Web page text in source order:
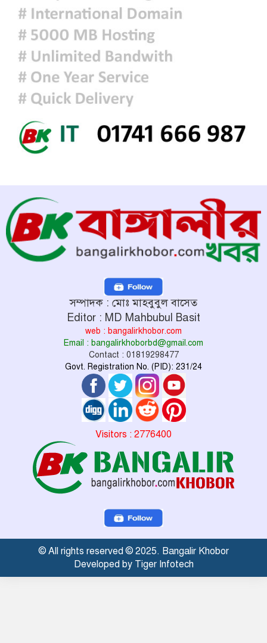
নতুন ঘরের চাবি তুলে দিলেন প্রধানমন্ত্রী
রাষ্ট্রপতি পদে কর্নেল অলি আহমদকে
মনোনয়ন দিয়েছে ১১ দল
সম্পাদক : মোঃ মাহবুবুল বাসেত
Editor : MD Mahbubul Basit
web : bangalirkhobor.com
Email : bangalirkhoborbd@gmail.com
Contact : 01819298477
Govt. Registration No. (PID): 231/24
Visitors : 2776400
© All rights reserved © 2025. Bangalir Khobor
Developed by Tiger Infotech